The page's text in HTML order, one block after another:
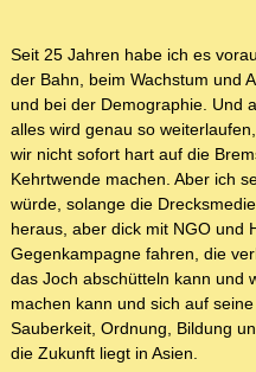
Seit 25 Jahren habe ich es
der Bahn, beim Wachstum und
und bei der Demographie. Und
alles wird genau so
wir nicht sofort hart auf die
Kehrtwende machen. Aber ich
würde, solange die
heraus, aber dick mit NGO und
Gegenkampagne fahren, die
das Joch abschütteln kann und
machen kann und sich auf
Sauberkeit, Ordnung, Bildung
die Zukunft liegt in Asien.